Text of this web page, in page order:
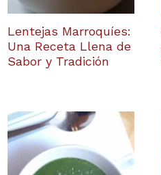
Lentejas Marroquíes:
Una Receta Llena de
Sabor y Tradición